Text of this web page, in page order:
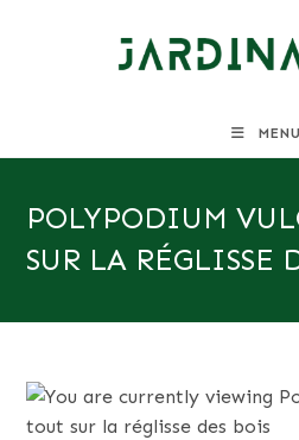
MENU
POLYPODIUM
SUR LA RÉGLISSE